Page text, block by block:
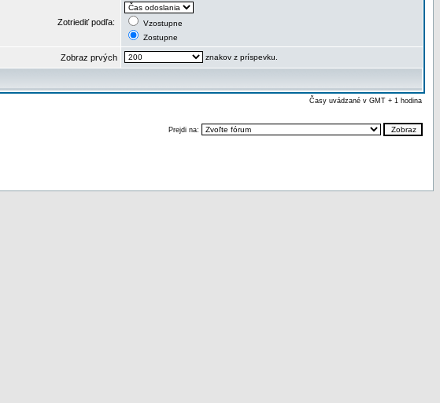
Zotriediť podľa:
Vzostupne
Zostupne
Zobraz prvých znakov z príspevku.
Časy uvádzané v GMT + 1 hodina
Prejdi na: